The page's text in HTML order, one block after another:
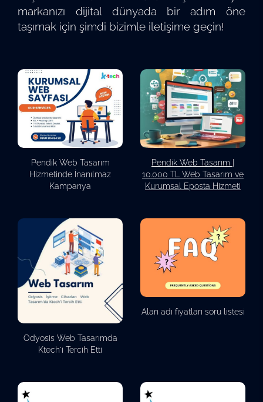
markanızı dijital dünyada bir adım öne
taşımak için şimdi bizimle iletişime geçin!
Pendik Web Tasarım
Hizmetinde İnanılmaz
Kampanya
Pendik Web Tasarım |
10.000 TL Web Tasarım ve
Kurumsal Eposta Hizmeti
Odyosis Web Tasarımda
Ktech'i Tercih Etti
Alan adı fiyatları soru listesi